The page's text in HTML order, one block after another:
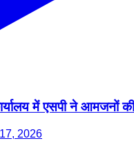
में एसपी ने आमजनों
2026